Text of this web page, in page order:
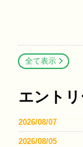
全て表示
エント
2026/08/07
2026/08/05